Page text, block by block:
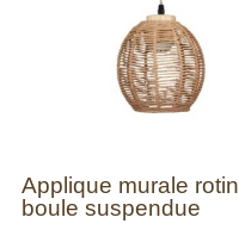
Applique murale rotin
boule suspendue